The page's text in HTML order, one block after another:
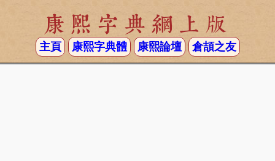
康熙字典網上版
主頁 康熙字典體 康熙論壇 倉頡之友